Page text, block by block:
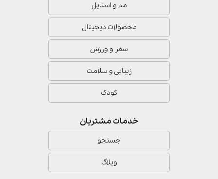
مد و استایل
محصولات دیجیتال
سفر و ورزش
زیبایی و سلامت
کودک
خدمات مشتریان
جستجو
وبلاگ